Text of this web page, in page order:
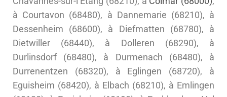
à Courtavon (68480), à Dannemarie (68210), à
Dessenheim (68600), à Diefmatten (68780), à
Dietwiller (68440), à Dolleren (68290), à
Durlinsdorf (68480), à Durmenach (68480), à
Durrenentzen (68320), à Eglingen (68720), à
Eguisheim (68420), à Elbach (68210), à Emlingen